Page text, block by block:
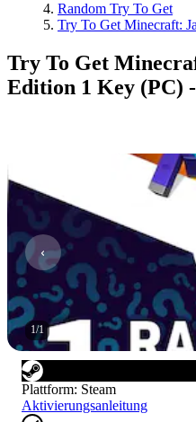
Random Try To Get
Try To Get Minecraft:
Try To Get
Edition 1 Key (PC)
1/1
Plattform: Steam
Aktivierungsanleitung